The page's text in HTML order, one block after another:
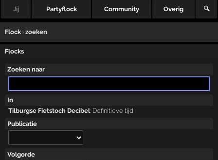
Jij Partyflock Community Overig 🔍
Flock · zoeken
Flocks
Zoeken naar
In
Tilburgse Fietstoch Decibel: Definitieve tijd
Publicatie
Volgorde